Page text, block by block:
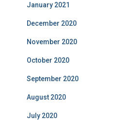
January 2021
December 2020
November 2020
October 2020
September 2020
August 2020
July 2020